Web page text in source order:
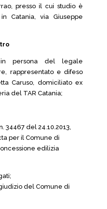
presso il cui studio è
Catania, via Giuseppe
persona del legale
rappresentato e difeso
Caruso, domiciliato ex
del TAR Catania;
34467 del 24.10.2013,
per il Comune di
edilizia
del Comune di